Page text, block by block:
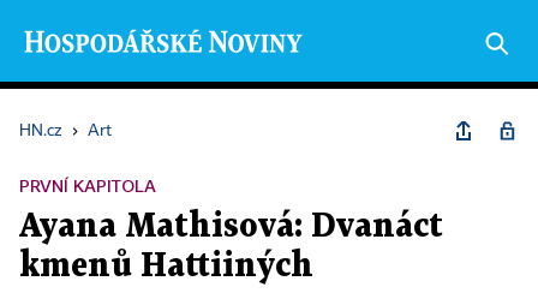
HN.cz › Art
PRVNÍ KAPITOLA
Ayana Mathisová: Dvanáct
kmenů Hattiiných